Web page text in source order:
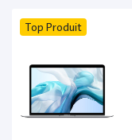
Top Produit